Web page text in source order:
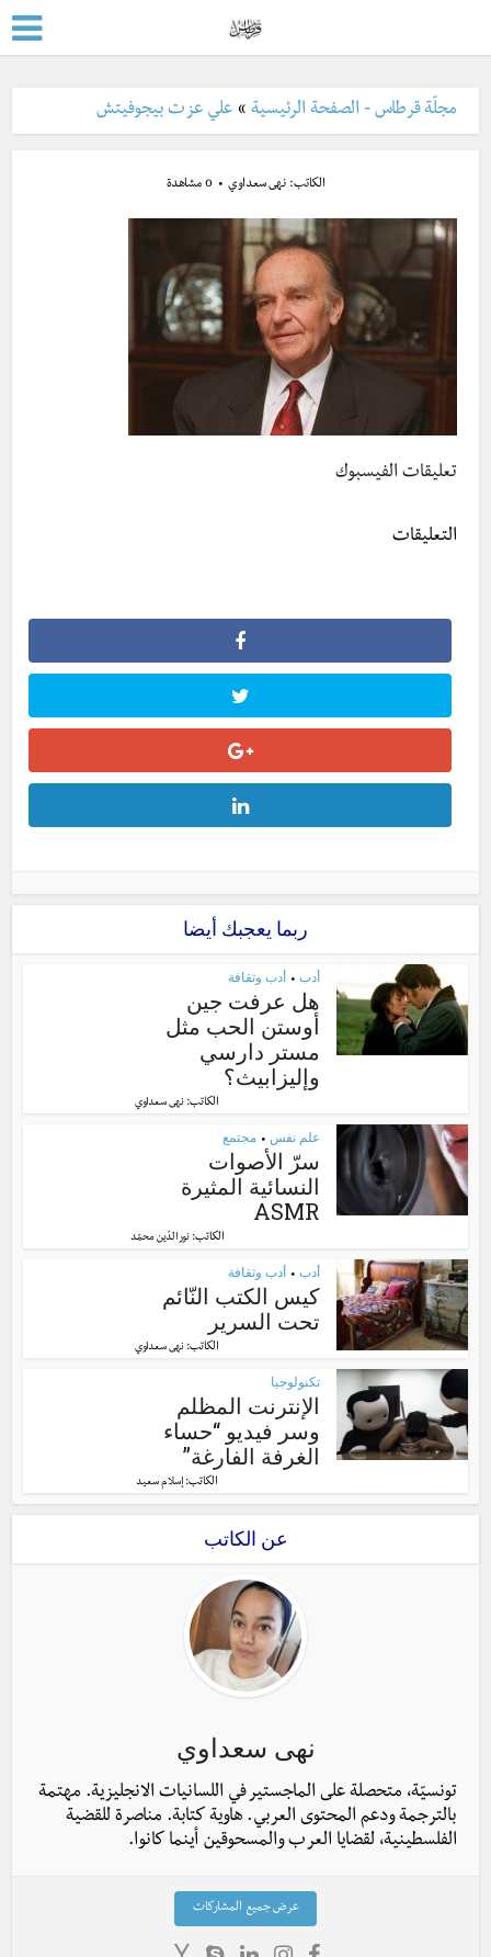
مجلّة قرطاس - الصفحة الرئيسية » علي عزت بيجوفيتش
الكاتب:نهى سعداوي 0 مشاهدة
تعليقات الفيسبوك
التعليقات
ربما يعجبك أيضا
أدب • أدب وثقافة
هل عرفت جين
أوستن الحب مثل
مستر دارسي
وإليزابيث؟
الكاتب: نهى سعداوي
علم نفس • مجتمع
سرّ الأصوات
النسائية المثيرة
ASMR
الكاتب:نور الدّين محمّد
أدب • أدب وثقافة
كيس الكتب النّائم
تحت السرير
الكاتب: نهى سعداوي
تكنولوجيا
الإنترنت المظلم
وسر فيديو “حساء
الغرفة الفارغة”
الكاتب: إسلام سعيد
عن الكاتب
نهى سعداوي
تونسيّة، متحصلة على الماجستير في اللسانيات الانجليزية. مهتمة
بالترجمة ودعم المحتوى العربي. هاوية كتابة. مناصرة للقضية
الفلسطينية، لقضايا العرب والمسحوقين أينما كانوا.
عرض جميع المشاركات